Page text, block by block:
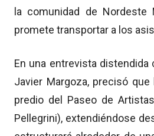
la comunidad de
promete transportar a los
En una entrevista distendida
Javier Margoza, precisó
predio del Paseo de
Pellegrini), extendiéndose